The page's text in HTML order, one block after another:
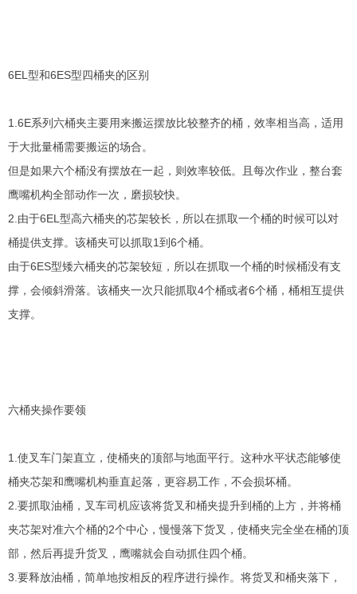
6EL型和6ES型四桶夹的区别
1.6E系列六桶夹主要用来搬运摆放比较整齐的桶，效率相当高，适用
于大批量桶需要搬运的场合。
但是如果六个桶没有摆放在一起，则效率较低。且每次作业，整台套
鹰嘴机构全部动作一次，磨损较快。
2.由于6EL型高六桶夹的芯架较长，所以在抓取一个桶的时候可以对
桶提供支撑。该桶夹可以抓取1到6个桶。
由于6ES型矮六桶夹的芯架较短，所以在抓取一个桶的时候桶没有支
撑，会倾斜滑落。该桶夹一次只能抓取4个桶或者6个桶，桶相互提供
支撑。
六桶夹操作要领
1.使叉车门架直立，使桶夹的顶部与地面平行。这种水平状态能够使
桶夹芯架和鹰嘴机构垂直起落，更容易工作，不会损坏桶。
2.要抓取油桶，叉车司机应该将货叉和桶夹提升到桶的上方，并将桶
夹芯架对准六个桶的2个中心，慢慢落下货叉，使桶夹完全坐在桶的顶
部，然后再提升货叉，鹰嘴就会自动抓住四个桶。
3.要释放油桶，简单地按相反的程序进行操作。将货叉和桶夹落下，